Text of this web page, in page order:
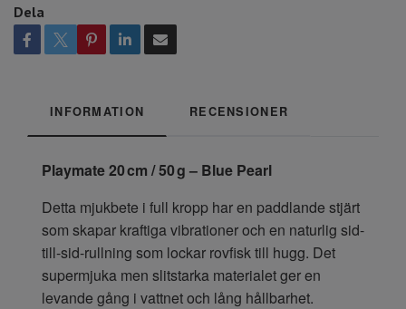
Dela
INFORMATION RECENSIONER
Playmate 20 cm / 50 g – Blue Pearl
Detta mjukbete i full kropp har en paddlande stjärt
som skapar kraftiga vibrationer och en naturlig sid-
till-sid-rullning som lockar rovfisk till hugg. Det
supermjuka men slitstarka materialet ger en
levande gång i vattnet och lång hållbarhet.